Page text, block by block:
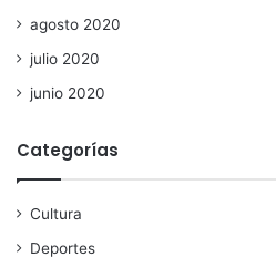
agosto 2020
julio 2020
junio 2020
Categorías
Cultura
Deportes